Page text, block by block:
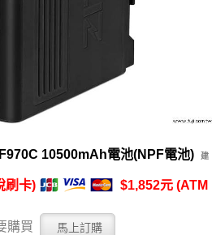
10500mAh電池(NPF電池)
建
刷卡)
$1,852元 (ATM
購買